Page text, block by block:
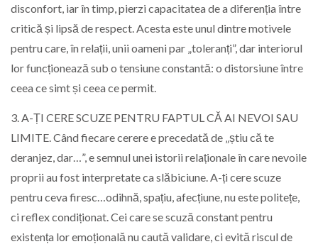
disconfort, iar în timp, pierzi capacitatea de a diferenția între
critică și lipsă de respect. Acesta este unul dintre motivele
pentru care, în relații, unii oameni par „toleranți”, dar interiorul
lor funcționează sub o tensiune constantă: o distorsiune între
ceea ce simt și ceea ce permit.
3. A-ȚI CERE SCUZE PENTRU FAPTUL CĂ AI NEVOI SAU
LIMITE. Când fiecare cerere e precedată de „știu că te
deranjez, dar…”, e semnul unei istorii relaționale în care nevoile
proprii au fost interpretate ca slăbiciune. A-ți cere scuze
pentru ceva firesc…odihnă, spațiu, afecțiune, nu este politețe,
ci reflex condiționat. Cei care se scuză constant pentru
existența lor emoțională nu caută validare, ci evită riscul de